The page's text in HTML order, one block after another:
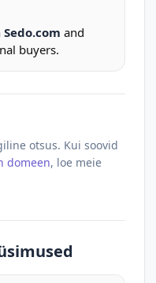
Sedo.com and
buyers.
otsus. Kui soovid
domeen, loe meie